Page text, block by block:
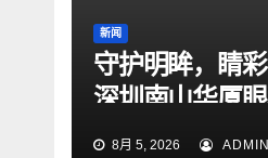
新闻
守护明眸，睛彩
深圳南山华厦
康关爱公益行动
8月 5, 2026 ADMIN